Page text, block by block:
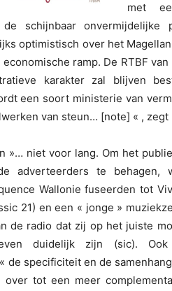
met
schijnbaar onvermijdelijke
optimistisch over het
ramp. De RTBF
karakter zal blijven
een soort ministerie van
van steun… [note] « ,
»… niet voor lang. Om het
adverteerders te behagen,
Wallonie fuseerden tot
21) en een « jonge »
de radio dat zij op het juiste
duidelijk zijn (sic).
de specificiteit en de
tot een meer